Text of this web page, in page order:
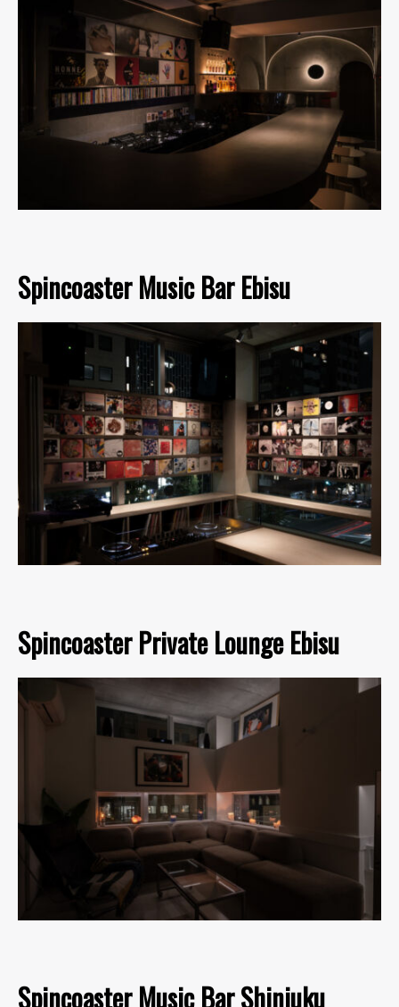
Spincoaster Music Bar Ebisu
Spincoaster Private Lounge Ebisu
Spincoaster Music Bar Shinjuku